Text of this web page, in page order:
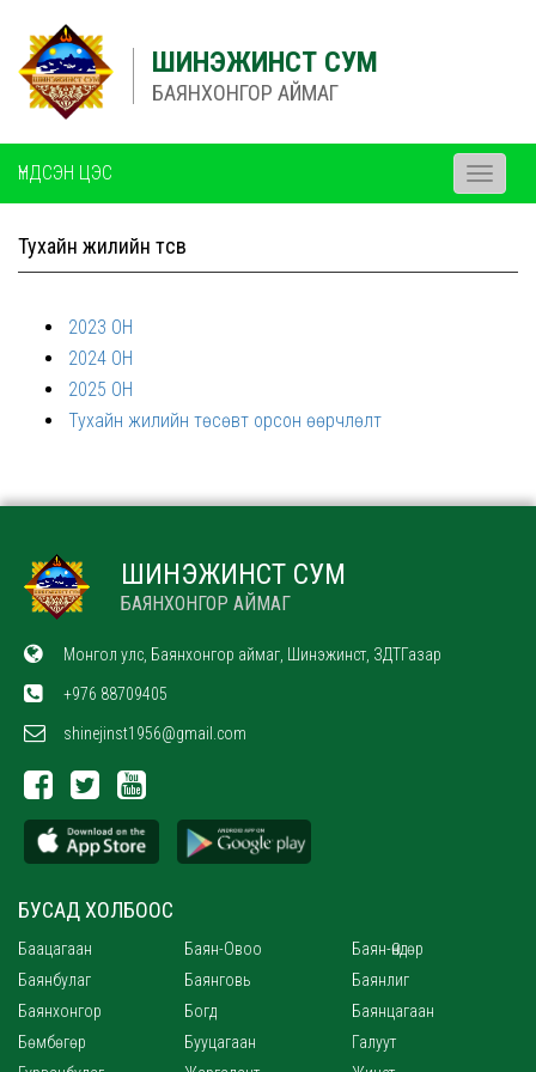
ШИНЭЖИНСТ СУМ
БАЯНХОНГОР АЙМАГ
ҮНДСЭН ЦЭС
Toggle
Тухайн жилийн төсөв
2023 ОН
2024 ОН
2025 ОН
Тухайн жилийн төсөвт орсон өөрчлөлт
ШИНЭЖИНСТ СУМ
БАЯНХОНГОР АЙМАГ
Монгол улс, Баянхонгор аймаг, Шинэжинст, ЗДТГазар
+976 88709405
shinejinst1956@gmail.com
БУСАД ХОЛБООС
Баацагаан Баян-Овоо
Баян-Өндөр
Баянбулаг
Баянговь
Баянлиг
Баянхонгор
Богд
Баянцагаан
Бөмбөгөр
Бууцагаан
Галуут